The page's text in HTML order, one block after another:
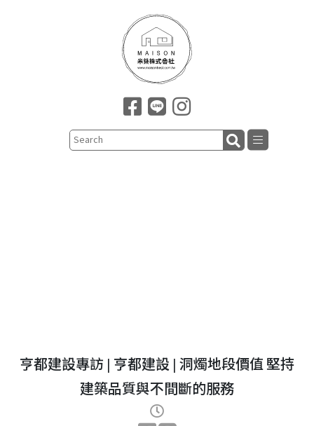
亨都建設專訪 | 亨都建設 | 洞燭地段價值 堅持
建築品質與不間斷的服務